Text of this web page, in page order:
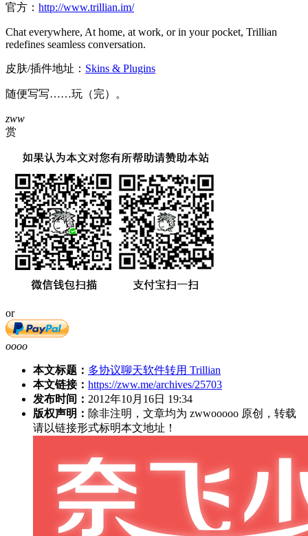
官方： http://www.trillian.im/
Chat everywhere, At home, at work, or in your pocket, Trillian
redefines seamless conversation.
皮肤/插件地址： Skins & Plugins
随便写写……玩（完）。
zww
赏
or
oooo
本文标题： 多协议聊天软件转用 Trillian
本文链接： https://zww.me/archives/25703
发布时间： 2012年10月16日 19:34
版权声明： 除非注明，文章均为 zwwooooo 原创，转载
请以链接形式标明本文地址！